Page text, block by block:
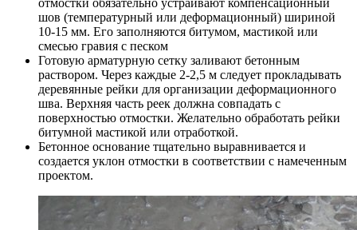
шов (температурный или деформационный) шириной
10-15 мм. Его заполняются битумом, мастикой или
смесью гравия с песком
Готовую арматурную сетку заливают бетонным
раствором. Через каждые 2-2,5 м следует прокладывать
деревянные рейки для организации деформационного
шва. Верхняя часть реек должна совпадать с
поверхностью отмостки. Желательно обработать рейки
битумной мастикой или отработкой.
Бетонное основание тщательно выравнивается и
создается уклон отмостки в соответствии с намеченным
проектом.